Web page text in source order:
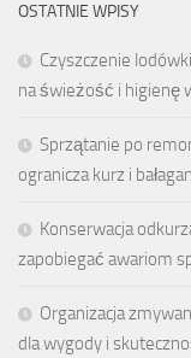
OSTATNIE WPISY
Czyszczenie
na świeżość i higienę
Sprzątanie po
ogranicza kurz i bałagan
Konserwacja
zapobiegać awariom
Organizacja
dla wygody i